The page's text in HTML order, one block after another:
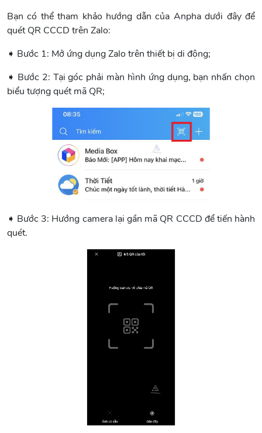
Bạn có thể tham khảo hướng dẫn của Anpha dưới đây để
quét QR CCCD trên Zalo:
➧ Bước 1: Mở ứng dụng Zalo trên thiết bị di động;
➧ Bước 2: Tại góc phải màn hình ứng dụng, bạn nhấn chọn
biểu tượng quét mã QR;
➧ Bước 3: Hướng camera lại gần mã QR CCCD để tiến hành
quét.